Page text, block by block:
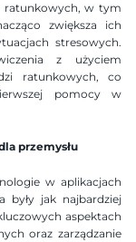
ratunkowych, w tym
zwiększa ich
stresowych.
z użyciem
ratunkowych, co
pomocy w
przemysłu
w aplikacjach
były jak najbardziej
aspektach
oraz zarządzanie